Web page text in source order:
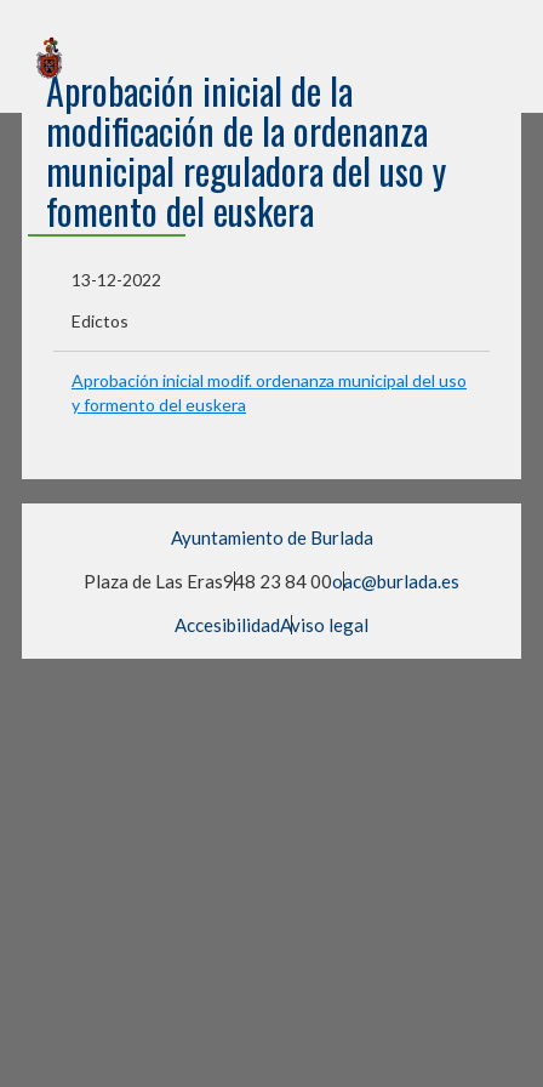
Ayuntamiento de Burlada
Aprobación inicial de la
modificación de la ordenanza
municipal reguladora del uso y
fomento del euskera
13-12-2022
Edictos
Aprobación inicial modif. ordenanza municipal del uso
y formento del euskera
Ayuntamiento de Burlada
Plaza de Las Eras948 23 84 00oac@burlada.es
AccesibilidadAviso legal